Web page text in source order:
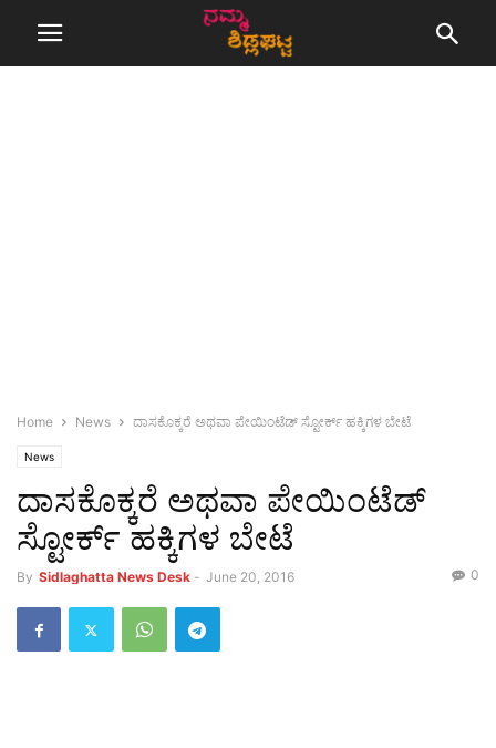
Home News ದಾಸಕೊಕ್ಕರೆ ಅಥವಾ ಪೇಯಿಂಟೆಡ್ ಸ್ಟೋರ್ಕ್ ಹಕ್ಕಿಗಳ ಬೇಟೆ
News
ದಾಸಕೊಕ್ಕರೆ ಅಥವಾ ಪೇಯಿಂಟೆಡ್
ಸ್ಟೋರ್ಕ್ ಹಕ್ಕಿಗಳ ಬೇಟೆ
By Sidlaghatta News Desk - June 20, 2016 0